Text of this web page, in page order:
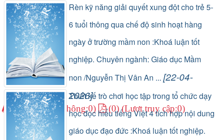
(1) (Lượt lưu thông:0) (0) (Lượt truy cập:0)
Rèn kỹ năng giải quyết xung đột cho trẻ 5-
6 tuổi thông qua chế độ sinh hoạt hàng
ngày ở trường mầm non :Khoá luận tốt
nghiệp. Chuyên ngành: Giáo dục Mầm
non /Nguyễn Thị Vân An ... [22-04-
2026]
(1) (Lượt lưu thông:0) (0) (Lượt truy cập:0)
Thiết kế trò chơi học tập trong tổ chức dạy
học đọc hiểu tiếng Việt 4 tích hợp nội dung
giáo dục đạo đức :Khoá luận tốt nghiệp.